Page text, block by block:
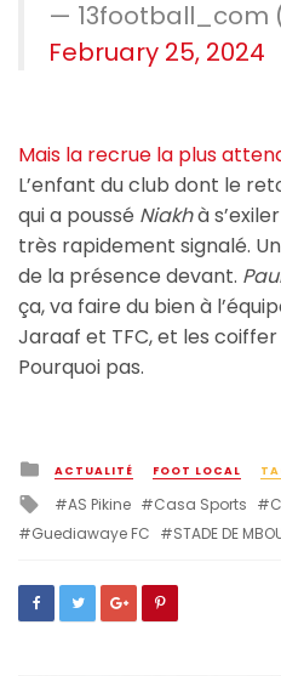
— 13football_com
February 25, 2024
Mais la recrue la plus
L’enfant du club dont le
qui a poussé Niakhà
très rapidement signalé.
de la présence devant.
ça, va faire du bien à
Jaraaf et TFC, et les
Pourquoi pas.
Posted
in
ACTUALITÉ FOOT LOCAL
Tagged
with
AS Pikine Casa Sports
Guediawaye FC
STADE DE